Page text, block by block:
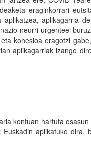
eraginkorrari
aplikagarria
neurri urgenteei
kohesioa eragotzi
aplikagarriak izango
kontuan hartuta
aplikatuko dira,